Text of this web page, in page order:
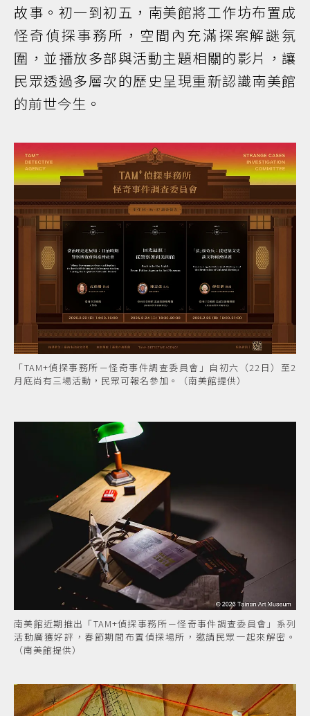
故事。初一到初五，南美館將工作坊布置成
怪奇偵探事務所，空間內充滿探案解謎氛
圍，並播放多部與活動主題相關的影片，讓
民眾透過多層次的歷史呈現重新認識南美館
的前世今生。
「TAM+偵探事務所－怪奇事件調查委員會」自初六（22日）至2
月底尚有三場活動，民眾可報名參加。（南美館提供）
南美館近期推出「TAM+偵探事務所－怪奇事件調查委員會」系列
活動廣獲好評，春節期間布置偵探場所，邀請民眾一起來解密。
（南美館提供）